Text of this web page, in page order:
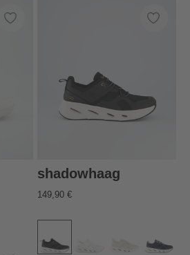
shadowhaag
149,90 €